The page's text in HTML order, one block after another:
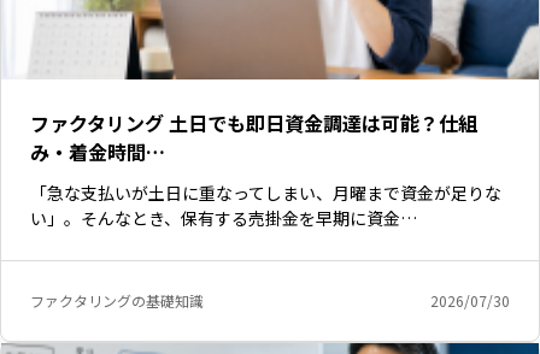
ファクタリング 土日でも即日資金調達は可能？仕組
み・着金時間…
「急な支払いが土日に重なってしまい、月曜まで資金が足りな
い」。そんなとき、保有する売掛金を早期に資金…
ファクタリングの基礎知識 2026/07/30